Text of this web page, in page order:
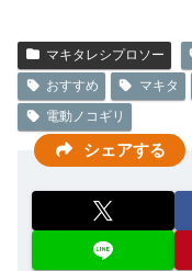
マキタレシプロソー
おすすめ
マキタ
電動ノコギリ
シェアする